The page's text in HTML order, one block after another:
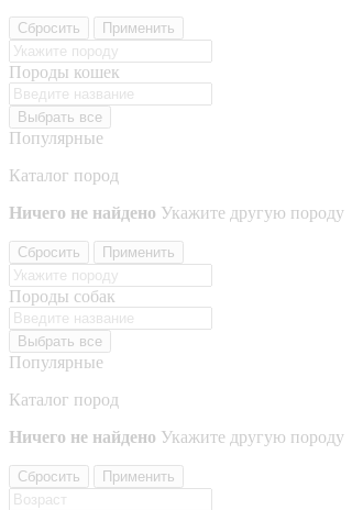
Сбросить Применить
Породы кошек
Выбрать все
Популярные
Каталог пород
Ничего не найдено Укажите другую породу
Сбросить Применить
Породы собак
Выбрать все
Популярные
Каталог пород
Ничего не найдено Укажите другую породу
Сбросить Применить